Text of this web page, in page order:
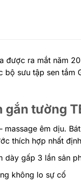
được ra mắt năm
sưu tập sen
gắn tường
êm dịu.
thích hợp nhất
gấp 3 lần sản
không lo sự cố